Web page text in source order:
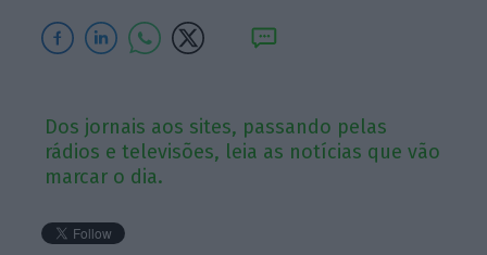
Dos jornais aos sites, passando pelas
rádios e televisões, leia as notícias que vão
marcar o dia.